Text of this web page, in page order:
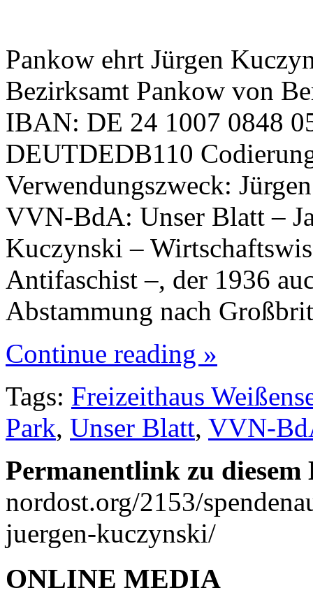
Pankow ehrt Jürgen
Bezirksamt Pankow von
IBAN: DE 24 1007 0848
DEUTDEDB110
Verwendungszweck:
VVN-BdA: Unser Blatt –
Kuczynski –
Antifaschist –, der 1936
Abstammung nach
Continue reading »
Tags: Freizeithaus
Park, Unser Blatt, VVN-
Permanentlink zu
nordost.org/2153/
juergen-kuczynski/
ONLINE MEDIA